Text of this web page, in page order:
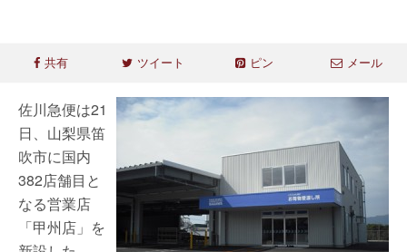
共有 ツイート ピン メール
佐川急便は21
日、山梨県笛
吹市に国内
382店舗目と
なる営業店
「甲州店」を